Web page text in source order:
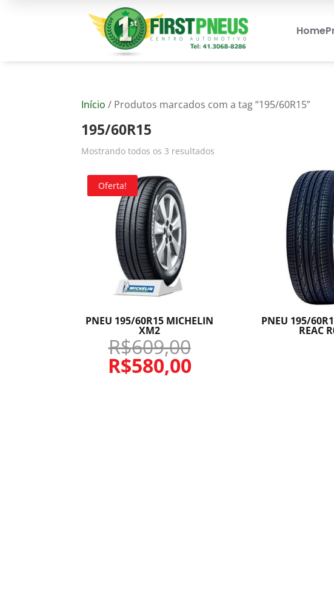
Home
Início / Produtos marcados com a tag “195/60R15”
195/60R15
Mostrando todos os 3 resultados
Oferta!
PNEU 195/60R15 MICHELIN
XM2
R$609,00
R$580,00
PNEU 195/
REAC